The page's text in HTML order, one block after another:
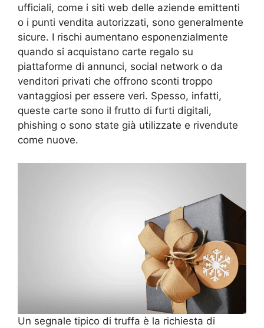
ufficiali, come i siti web delle aziende emittenti
o i punti vendita autorizzati, sono generalmente
sicure. I rischi aumentano esponenzialmente
quando si acquistano carte regalo su
piattaforme di annunci, social network o da
venditori privati che offrono sconti troppo
vantaggiosi per essere veri. Spesso, infatti,
queste carte sono il frutto di furti digitali,
phishing o sono state già utilizzate e rivendute
come nuove.
Un segnale tipico di truffa è la richiesta di